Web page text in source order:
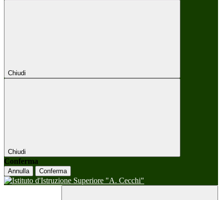
Chiudi
Chiudi
Conferma
Annulla Conferma